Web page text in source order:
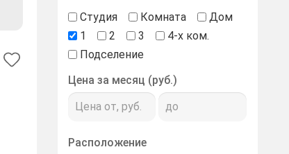
Студия
Комната
Дом
1
2 3
4-х ком.
Подселение
Цена за месяц (руб.)
Расположение